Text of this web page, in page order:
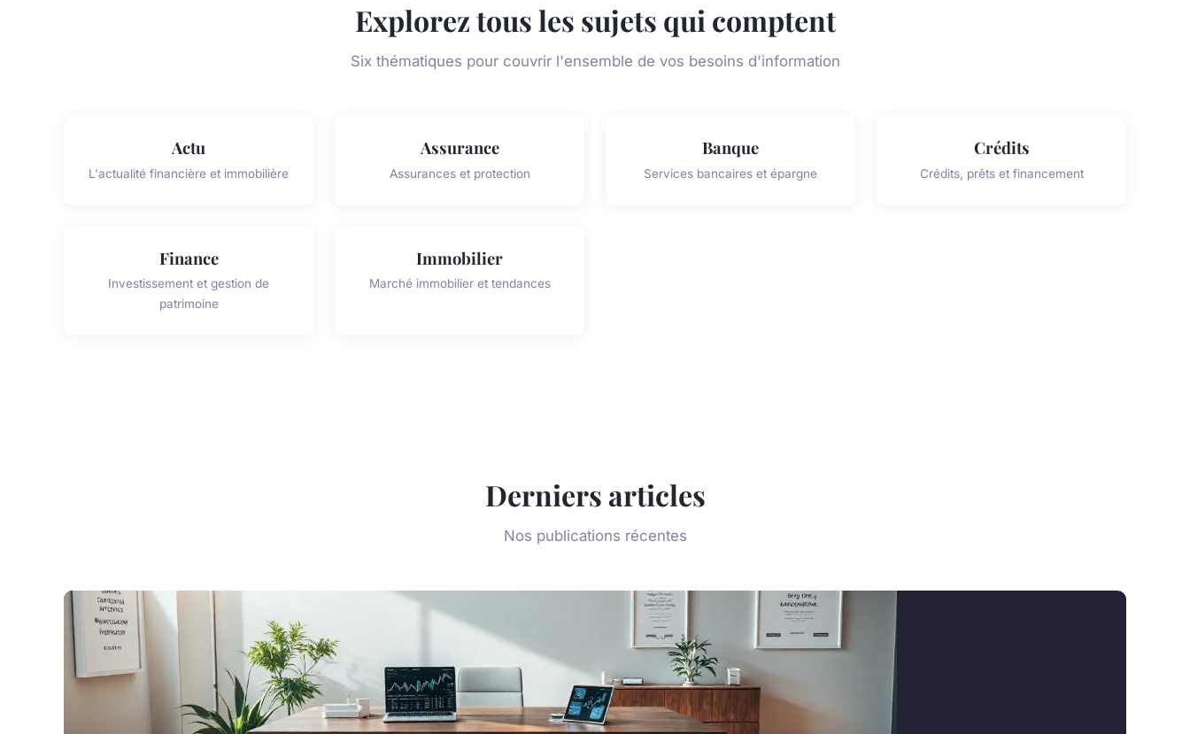
Explorez tous les sujets qui comptent
Six thématiques pour couvrir l'ensemble de vos besoins d'information
Actu
L'actualité financière et immobilière
Assurance
Assurances et protection
Banque
Services bancaires et épargne
Crédits
Crédits, prêts et financement
Finance
Investissement et gestion de
patrimoine
Immobilier
Marché immobilier et tendances
Derniers articles
Nos publications récentes